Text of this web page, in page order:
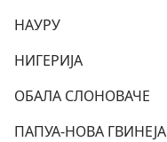
НАУРУ
НИГЕРИЈА
ОБАЛА СЛОНОВАЧЕ
ПАПУА-НОВА ГВИНЕЈА